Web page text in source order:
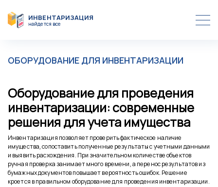
ИНВЕНТАРИЗАЦИЯ
найдется все
ПРОВЕДЕНИЕ ИНВЕНТАРИЗАЦИИ БОЛЬШОГО КОЛИЧЕСТВА
СТАТЬИ
ОБОРУДОВАНИЕ ДЛЯ ИНВЕНТАРИЗАЦИИ
Оборудование для проведения
инвентаризации: современные
решения для учета имущества
Инвентаризация позволяет проверить фактическое наличие
имущества, сопоставить полученные результаты с учетными данными
и выявить расхождения. При значительном количестве объектов
ручная проверка занимает много времени, а перенос результатов из
бумажных документов повышает вероятность ошибок. Решение
кроется в правильном оборудование для проведения инвентаризации.